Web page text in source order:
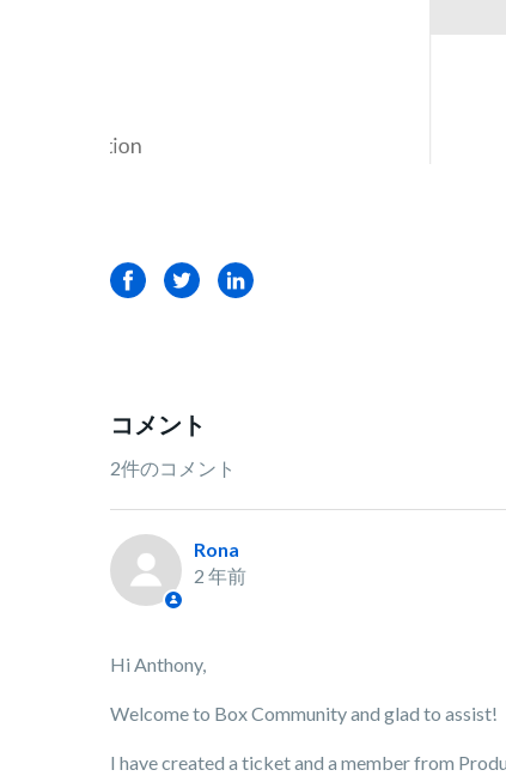
FacebookTwitterLinkedIn
コメント
2件のコメント
Rona
2 年前
Hi Anthony,
Welcome to Box Community and glad to assist!
I have created a ticket and a member from